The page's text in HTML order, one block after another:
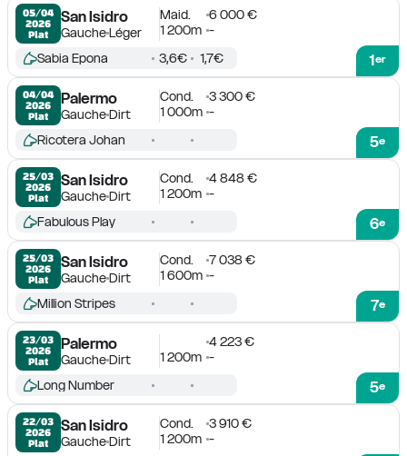
05/04
2026
Plat
San Isidro
GaucheLéger
Maid.
6 000 €
1 200m -
1er
Sabia Epona 3,6€ 1,7€
04/04
2026
Plat
Palermo
GaucheDirt
Cond.
3 300 €
1 000m -
5e
Ricotera Johan
25/03
2026
Plat
San Isidro
GaucheDirt
Cond.
4 848 €
1 200m -
6e
Fabulous Play
25/03
2026
Plat
San Isidro
GaucheDirt
Cond.
7 038 €
1 600m -
7e
Million Stripes
23/03
2026
Plat
Palermo
GaucheDirt
4 223 €
1 200m -
5e
Long Number
22/03
2026
Plat
San Isidro
GaucheDirt
Cond.
3 910 €
1 200m -